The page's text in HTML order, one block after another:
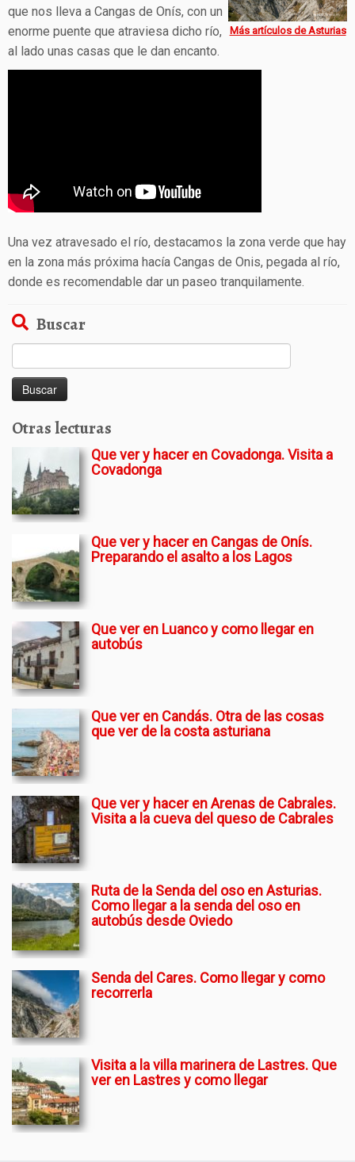
Más artículos de Asturias
que nos lleva a Cangas de Onís, con un
enorme puente que atraviesa dicho río,
al lado unas casas que le dan encanto.
Una vez atravesado el río, destacamos la zona verde que hay
en la zona más próxima hacía Cangas de Onis, pegada al río,
donde es recomendable dar un paseo tranquilamente.
Buscar
Otras lecturas
Que ver y hacer en Covadonga. Visita a
Covadonga
Que ver y hacer en Cangas de Onís.
Preparando el asalto a los Lagos
Que ver en Luanco y como llegar en
autobús
Que ver en Candás. Otra de las cosas
que ver de la costa asturiana
Que ver y hacer en Arenas de Cabrales.
Visita a la cueva del queso de Cabrales
Ruta de la Senda del oso en Asturias.
Como llegar a la senda del oso en
autobús desde Oviedo
Senda del Cares. Como llegar y como
recorrerla
Visita a la villa marinera de Lastres. Que
ver en Lastres y como llegar